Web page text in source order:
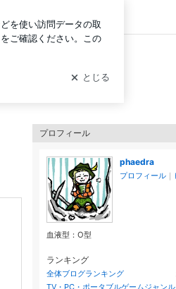
ログイン
プロフィール
phaedra
プロフィール ｜
血液型： O型
ランキング
全体ブログランキング
TV・PC・ポータブルゲームジャンル